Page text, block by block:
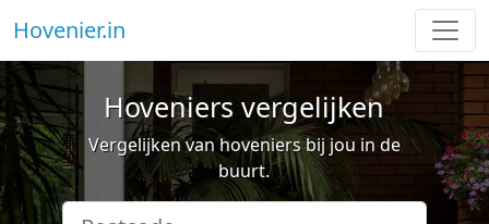
Hovenier.in
Hoveniers vergelijken
Vergelijken van hoveniers bij jou in de
buurt.